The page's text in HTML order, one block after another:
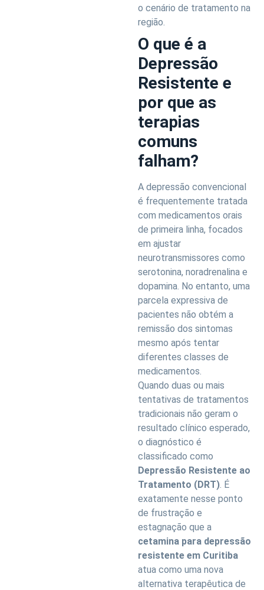
o cenário de tratamento na
região.
O que é a
Depressão
Resistente e
por que as
terapias
comuns
falham?
A depressão convencional
é frequentemente tratada
com medicamentos orais
de primeira linha, focados
em ajustar
neurotransmissores como
serotonina, noradrenalina e
dopamina. No entanto, uma
parcela expressiva de
pacientes não obtém a
remissão dos sintomas
mesmo após tentar
diferentes classes de
medicamentos.
Quando duas ou mais
tentativas de tratamentos
tradicionais não geram o
resultado clínico esperado,
o diagnóstico é
classificado como
Depressão Resistente ao
Tratamento (DRT). É
exatamente nesse ponto
de frustração e
estagnação que a
cetamina para depressão
resistente em Curitiba
atua como uma nova
alternativa terapêutica de